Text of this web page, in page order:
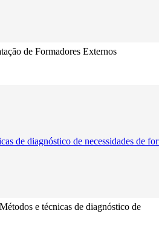
de Formadores Externos
de diagnóstico de necessidades de
e técnicas de diagnóstico de